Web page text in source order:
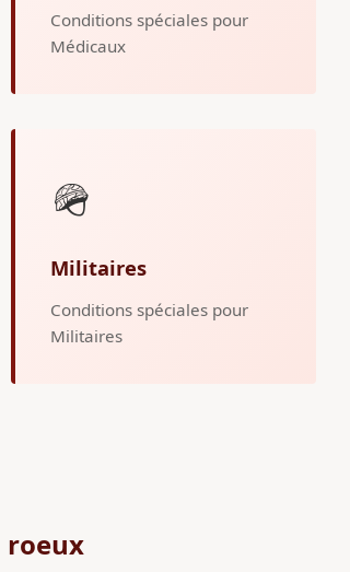
Conditions spéciales pour
Médicaux
🪖
Militaires
Conditions spéciales pour
Militaires
roeux